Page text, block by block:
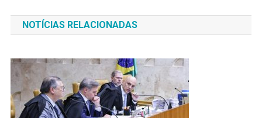
de
Post
NOTÍCIAS RELACIONADAS